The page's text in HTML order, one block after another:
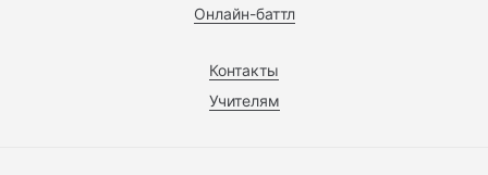
Онлайн-баттл
Контакты
Учителям